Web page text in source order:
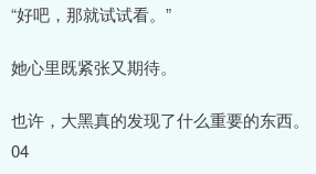
“好吧，那就试试看。”
她心里既紧张又期待。
也许，大黑真的发现了什么重要的东西。
04